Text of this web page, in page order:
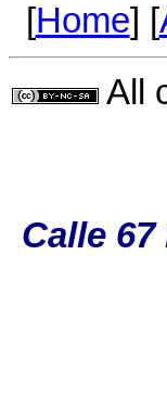
[Home] [
All
Calle